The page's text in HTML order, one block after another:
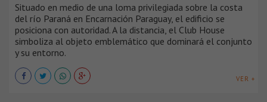
Situado en medio de una loma privilegiada sobre la costa
del río Paraná en Encarnación Paraguay, el edificio se
posiciona con autoridad. A la distancia, el Club House
simboliza al objeto emblemático que dominará el conjunto
y su entorno.
VER +